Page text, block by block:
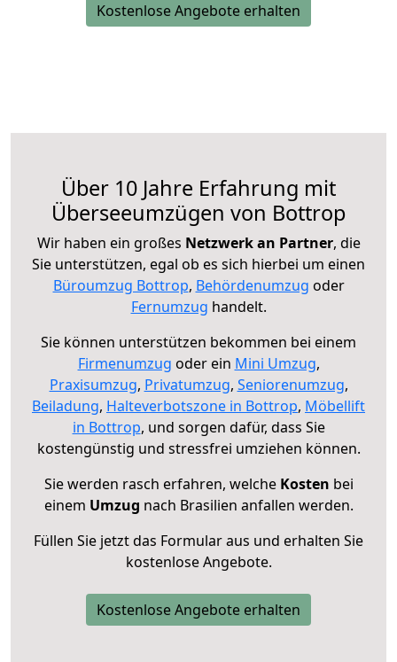
Kostenlose Angebote erhalten
Über 10 Jahre Erfahrung mit
Überseeumzügen von Bottrop
Wir haben ein großes Netzwerk an Partner, die
Sie unterstützen, egal ob es sich hierbei um einen
Büroumzug Bottrop, Behördenumzug oder
Fernumzug handelt.
Sie können unterstützen bekommen bei einem
Firmenumzug oder ein Mini Umzug,
Praxisumzug, Privatumzug, Seniorenumzug,
Beiladung, Halteverbotszone in Bottrop, Möbellift
in Bottrop, und sorgen dafür, dass Sie
kostengünstig und stressfrei umziehen können.
Sie werden rasch erfahren, welche Kosten bei
einem Umzug nach Brasilien anfallen werden.
Füllen Sie jetzt das Formular aus und erhalten Sie
kostenlose Angebote.
Kostenlose Angebote erhalten